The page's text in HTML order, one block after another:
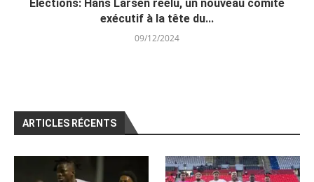
Élections: Hans Larsen réélu, un nouveau comité
exécutif à la tête du...
09/12/2024
ARTICLES RÉCENTS